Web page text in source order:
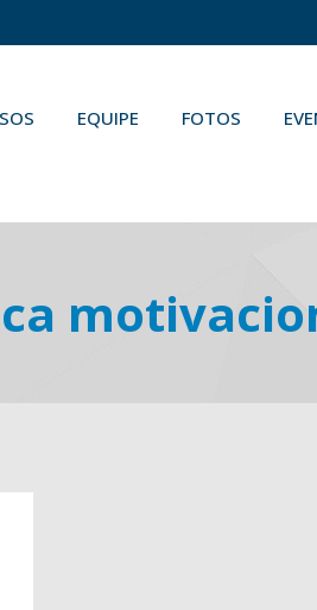
EQUIPE FOTOS